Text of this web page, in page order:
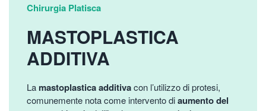
Chirurgia Platisca
MASTOPLASTICA
ADDITIVA
La mastoplastica additivacon l’utilizzo di protesi,
comunemente nota come intervento diaumento del